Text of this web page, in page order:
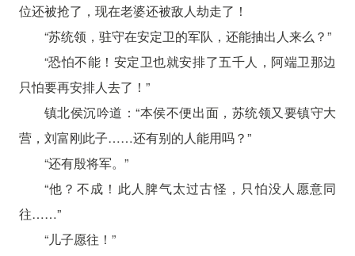
位还被抢了，现在老婆还被敌人劫走了！
“苏统领，驻守在安定卫的军队，还能抽出人来么？”
“恐怕不能！安定卫也就安排了五千人，阿端卫那边
只怕要再安排人去了！”
镇北侯沉吟道：“本侯不便出面，苏统领又要镇守大
营，刘富刚此子……还有别的人能用吗？”
“还有殷将军。”
“他？不成！此人脾气太过古怪，只怕没人愿意同
往……”
“儿子愿往！”